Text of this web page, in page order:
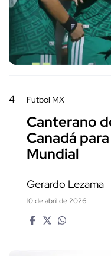
4 Futbol MX
Canterano
Canadá
Mundial
Gerardo Lezama
10 de abril de 2026